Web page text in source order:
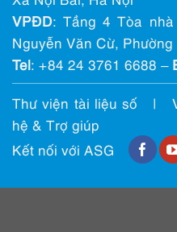
VPĐD: Tầng 4 Tòa
Nguyễn Văn Cừ,
Tel: +84 24 3761 6688 –
Thư viện tài liệu số |
hệ & Trợ giúp
Kết nối với ASG